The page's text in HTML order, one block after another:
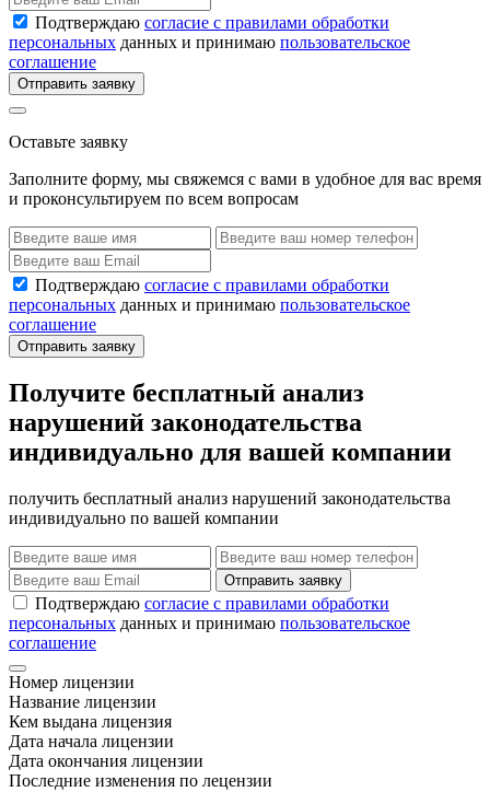
Подтверждаю согласие с правилами обработки
персональных данных и принимаю пользовательское
соглашение
Отправить заявку
Оставьте заявку
Заполните форму, мы свяжемся с вами в удобное для вас время
и проконсультируем по всем вопросам
Подтверждаю согласие с правилами обработки
персональных данных и принимаю пользовательское
соглашение
Отправить заявку
Получите бесплатный анализ
нарушений законодательства
индивидуально для вашей компании
получить бесплатный анализ нарушений законодательства
индивидуально по вашей компании
Отправить заявку
Подтверждаю согласие с правилами обработки
персональных данных и принимаю пользовательское
соглашение
Номер лицензии
Название лицензии
Кем выдана лицензия
Дата начала лицензии
Дата окончания лицензии
Последние изменения по лецензии